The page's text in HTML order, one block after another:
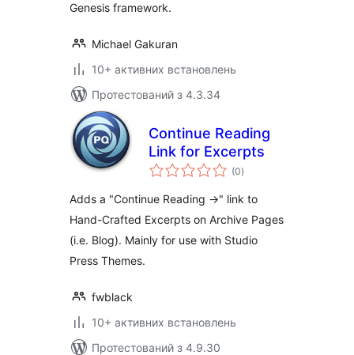
Genesis framework.
Michael Gakuran
10+ активних встановлень
Протестований з 4.3.34
Continue Reading
Link for Excerpts
(0загальний
рейтинг
)
Adds a "Continue Reading →" link to
Hand-Crafted Excerpts on Archive Pages
(i.e. Blog). Mainly for use with Studio
Press Themes.
fwblack
10+ активних встановлень
Протестований з 4.9.30